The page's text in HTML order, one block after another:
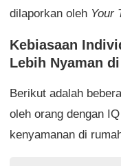
dilaporkan oleh Your
Kebiasaan
Lebih Nyaman
Berikut adalah
oleh orang dengan
kenyamanan di